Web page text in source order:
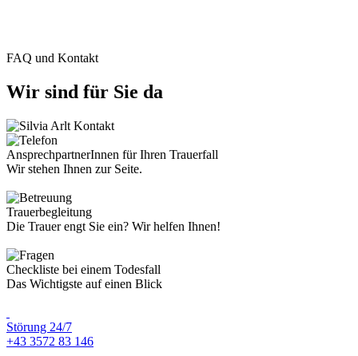
FAQ und Kontakt
Wir sind für Sie da
AnsprechpartnerInnen für Ihren Trauerfall
Wir stehen Ihnen zur Seite.
Trauerbegleitung
Die Trauer engt Sie ein? Wir helfen Ihnen!
Checkliste bei einem Todesfall
Das Wichtigste auf einen Blick
Störung 24/7
+43 3572 83 146